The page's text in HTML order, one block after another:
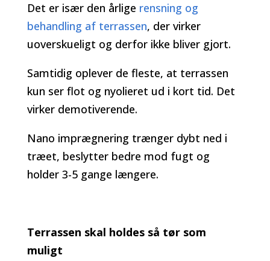
Det er især den årlige rensning og
behandling af terrassen, der virker
uoverskueligt og derfor ikke bliver gjort.
Samtidig oplever de fleste, at terrassen
kun ser flot og nyolieret ud i kort tid. Det
virker demotiverende.
Nano imprægnering trænger dybt ned i
træet, beslytter bedre mod fugt og
holder 3-5 gange længere.
Terrassen skal holdes så tør som
muligt